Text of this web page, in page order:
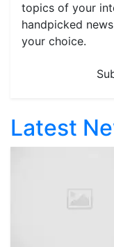
topics of your
handpicked
your choice.
Latest